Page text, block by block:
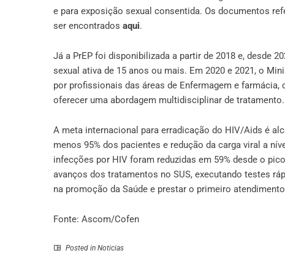
e para exposição sexual consentida. Os documentos
ser encontrados aqui.
Já a PrEP foi disponibilizada a partir de 2018 e, desde
sexual ativa de 15 anos ou mais. Em 2020 e 2021, o
por profissionais das áreas de Enfermagem e
oferecer uma abordagem multidisciplinar de tratamento.
A meta internacional para erradicação do HIV/Aids é
menos 95% dos pacientes e redução da carga viral a
infecções por HIV foram reduzidas em 59% desde o
avanços dos tratamentos no SUS, executando testes
na promoção da Saúde e prestar o primeiro
Fonte: Ascom/Cofen
Posted in Noticias